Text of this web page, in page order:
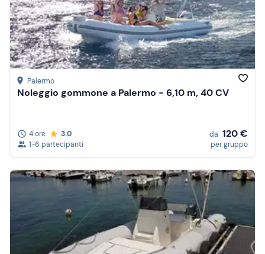
Palermo
Noleggio gommone a Palermo - 6,10 m, 40 CV
4 ore
3.0
1-6 partecipanti
da 120 €
per gruppo